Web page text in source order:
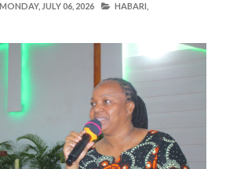
MONDAY, JULY 06, 2026 HABARI,